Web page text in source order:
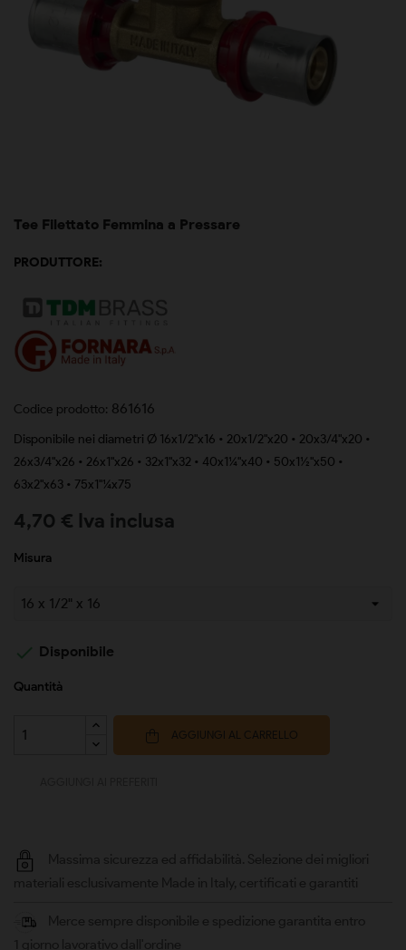
Tee Filettato Femmina a Pressare
PRODUTTORE:
Codice prodotto: 861616
Disponibile nei diametri Ø 16x1/2"x16 • 20x1/2"x20 • 20x3/4"x20 •
26x3/4"x26 • 26x1"x26 • 32x1"x32 • 40x1¼"x40 • 50x1½"x50 •
63x2"x63 • 75x1"¼x75
4,70 € Iva inclusa
Misura
 Disponibile
Quantità
AGGIUNGI AL CARRELLO